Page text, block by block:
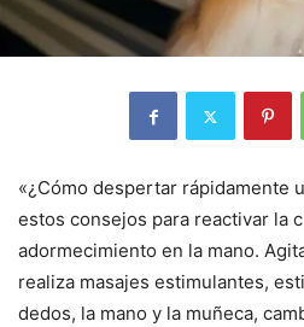
«¿Cómo despertar rápidamente
estos consejos para reactivar la
adormecimiento en la mano.
realiza masajes estimulantes,
dedos, la mano y la muñeca,